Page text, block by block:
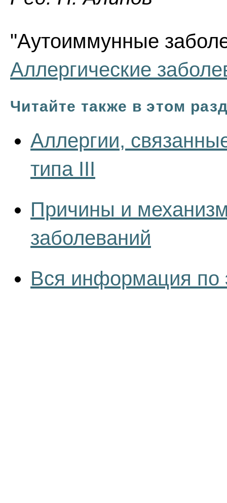
"Аутоиммунные
Аллергические
Читайте также в этом
Аллергии,
типа III
Причины и
заболеваний
Вся информация по